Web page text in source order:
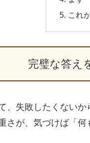
これ
完璧な答え
、失敗したくないか
さが、気づけば「何